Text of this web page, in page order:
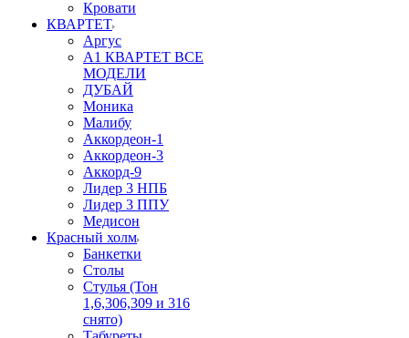
Кровати
КВАРТЕТ
Аргус
А1 КВАРТЕТ ВСЕ
МОДЕЛИ
ДУБАЙ
Моника
Малибу
Аккордеон-1
Аккордеон-3
Аккорд-9
Лидер 3 НПБ
Лидер 3 ППУ
Медисон
Красный холм
Банкетки
Столы
Стулья (Тон
1,6,306,309 и 316
снято)